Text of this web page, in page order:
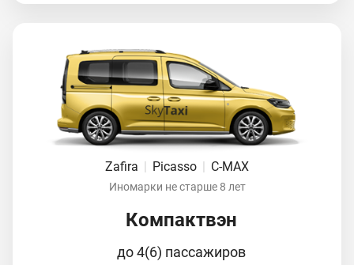
Zafira | Picasso | C-MAX
Иномарки не старше 8 лет
Компактвэн
до 4(6) пассажиров